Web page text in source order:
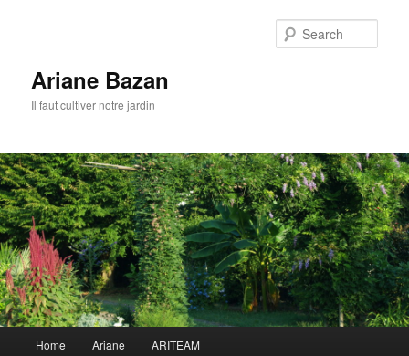
Ariane Bazan
Il faut cultiver notre jardin
Skip
Skip
Home Ariane ARITEAM